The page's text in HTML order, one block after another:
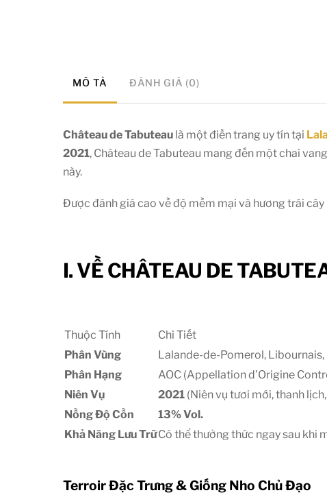
MÔ TẢ ĐÁNH GIÁ (0)
Château de Tabuteau là một điền trang uy tín tại
2021, Château de Tabuteau mang đến một chai
này.
Được đánh giá cao về độ mềm mại và hương trái
I. VỀ CHÂTEAU DE
Thuộc Tính
Chi Tiết
Phân Vùng
Lalande-de-Pomerol, Libournais,
Phân Hạng
AOC (Appellation d’Origine
Niên Vụ
2021 (Niên vụ tươi mới, thanh
Nồng Độ Cồn
13%Vol.
Khả Năng Lưu TrữCó thể thưởng thức ngay sau khi
Terroir Đặc Trưng & Giống Nho Chủ Đạo